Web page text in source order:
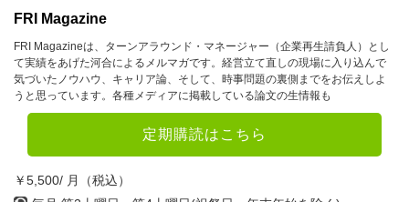
FRI Magazine
FRI Magazineは、ターンアラウンド・マネージャー（企業再生請負人）とし
て実績をあげた河合によるメルマガです。経営立て直しの現場に入り込んで
気づいたノウハウ、キャリア論、そして、時事問題の裏側までをお伝えしよ
うと思っています。各種メディアに掲載している論文の生情報も
定期購読はこちら
￥5,500/ 月（税込）